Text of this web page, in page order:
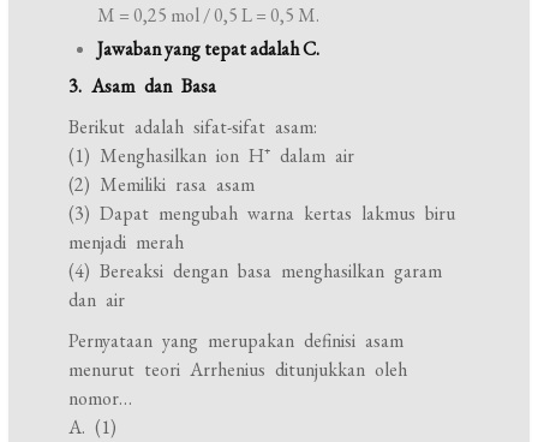
M = 0,25 mol / 0,5 L = 0,5 M.
Jawaban yang tepat adalah C.
3. Asam dan Basa
Berikut adalah sifat-sifat asam:
(1) Menghasilkan ion H⁺ dalam air
(2) Memiliki rasa asam
(3) Dapat mengubah warna kertas lakmus biru
menjadi merah
(4) Bereaksi dengan basa menghasilkan garam
dan air
Pernyataan yang merupakan definisi asam
menurut teori Arrhenius ditunjukkan oleh
nomor…
A. (1)